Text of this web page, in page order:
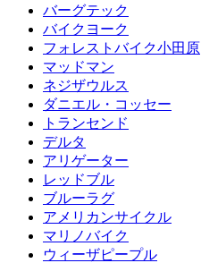
バーグテック
バイクヨーク
フォレストバイク小田原
マッドマン
ネジザウルス
ダニエル・コッセー
トランセンド
デルタ
アリゲーター
レッドブル
ブルーラグ
アメリカンサイクル
マリノバイク
ウィーザピープル